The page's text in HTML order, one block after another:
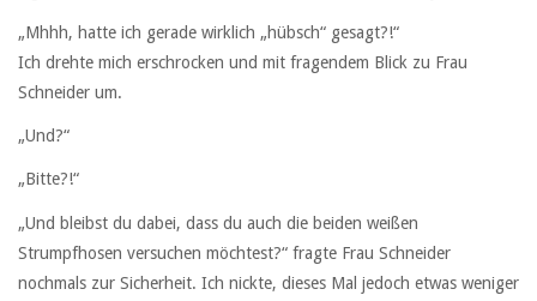
„Mhhh, hatte ich gerade wirklich „hübsch“ gesagt?!“
Ich drehte mich erschrocken und mit fragendem Blick zu Frau
Schneider um.
„Und?“
„Bitte?!“
„Und bleibst du dabei, dass du auch die beiden weißen
Strumpfhosen versuchen möchtest?“ fragte Frau Schneider
nochmals zur Sicherheit. Ich nickte, dieses Mal jedoch etwas weniger